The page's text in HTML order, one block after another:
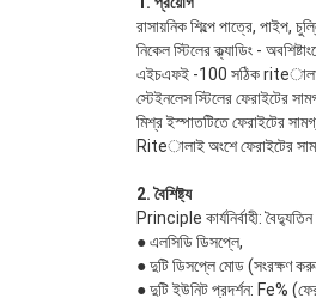
রাসায়নিক শিল্পে পাত্রে, পাইপ,
নিকেল স্টিলের ক্ল্যাডিং -
এইচএফই -100 সঠিক
স্টেইনলেস স্টিলের ফেরাইটের
মিশ্র ইস্পাতটিতে ফেরাইটের
Riteালাই অংশে ফেরাইটের
2. বৈশিষ্ট্য
Principle কার্যনির্বাহী:
● এলসিডি ডিসপ্লে,
● দুটি ডিসপ্লে মোড (সংরক্ষণ করুন
● দুটি ইউনিট প্রদর্শন: Fe%